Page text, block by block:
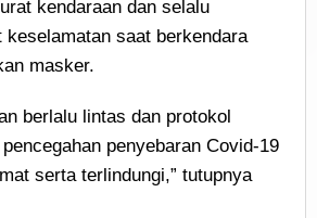
kendaraan dan selalu
keselamatan saat berkendara
masker.
berlalu lintas dan protokol
penyebaran Covid-19
serta terlindungi,” tutupnya